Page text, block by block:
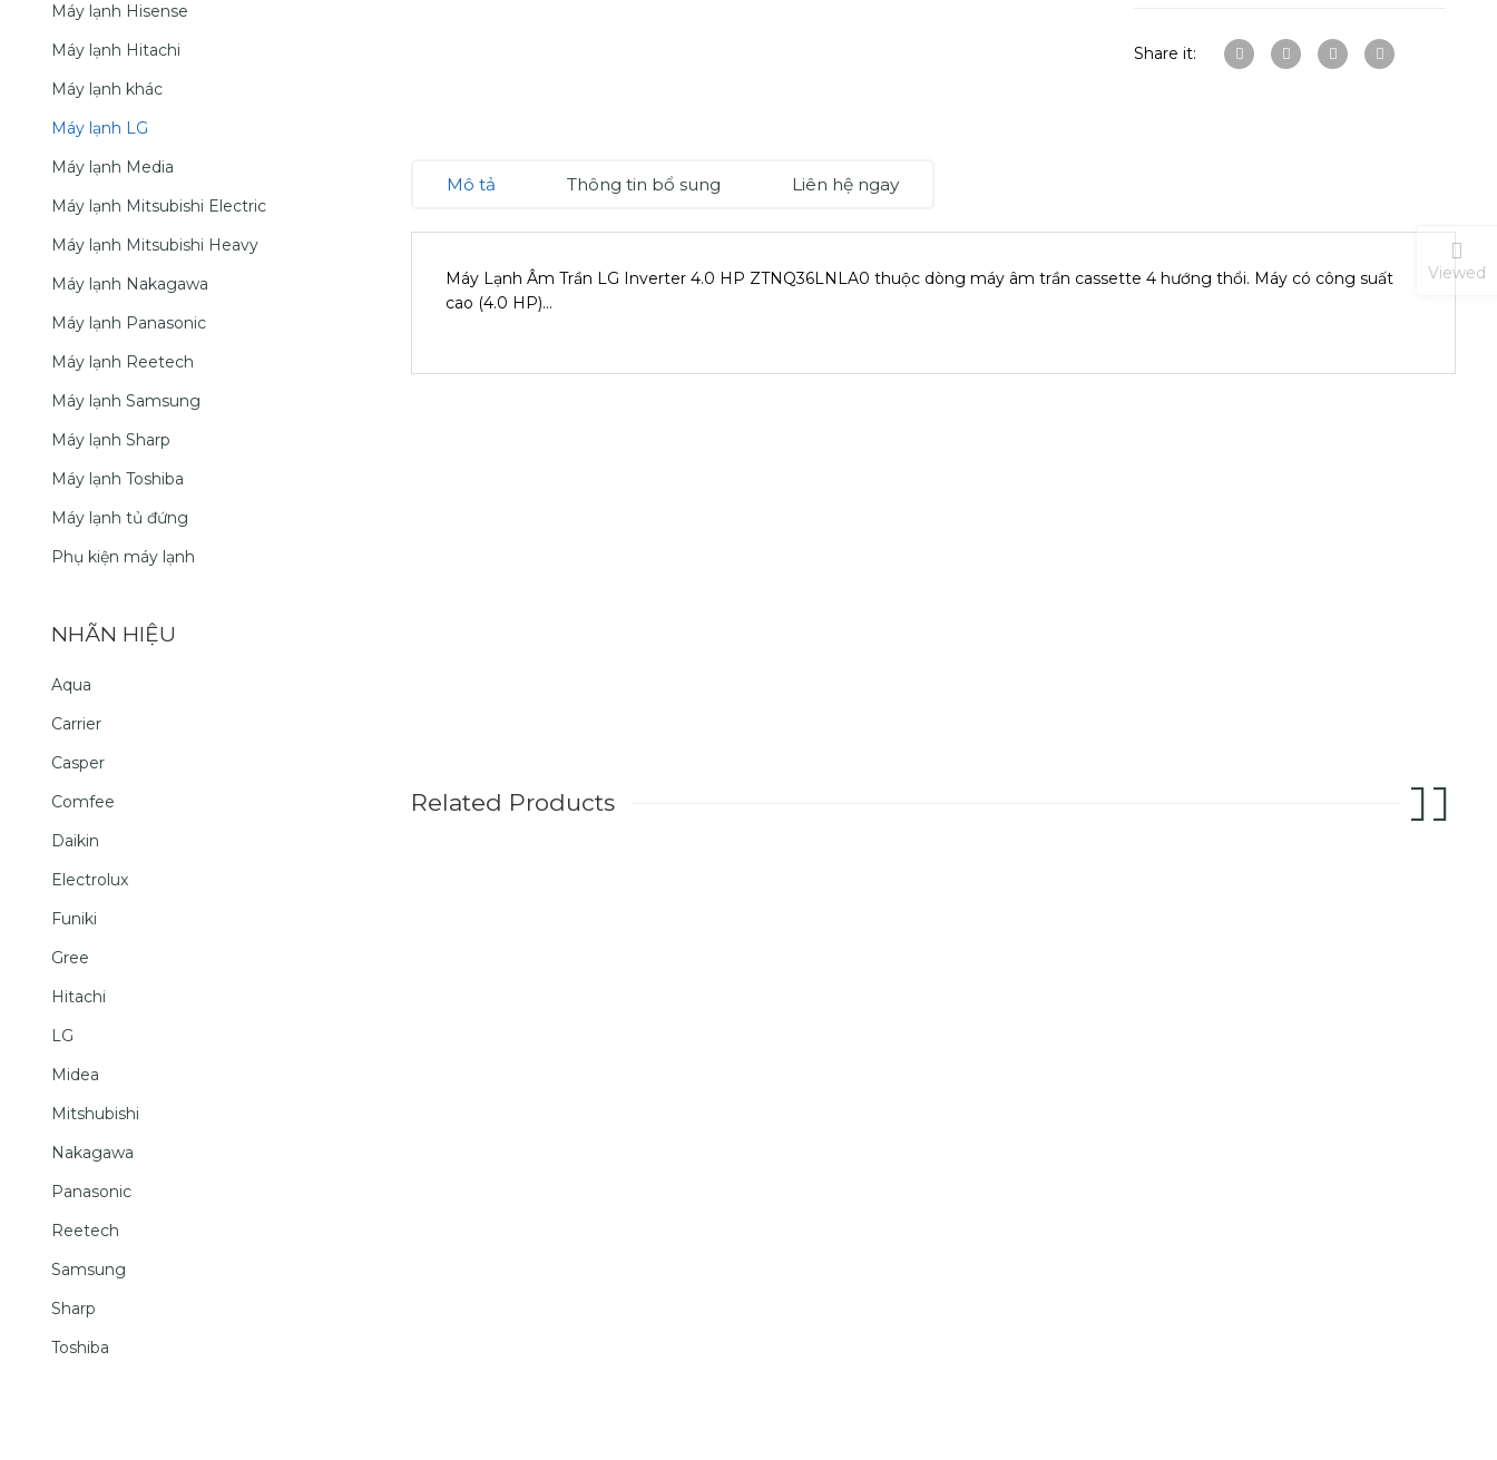
Share it:
Mô tả Thông tin bổ sung Liên hệ ngay
Máy Lạnh Âm Trần LG Inverter 4.0 HP ZTNQ36LNLA0 thuộc dòng máy âm trần cassette 4 hướng thổi. Máy có công suất
cao (4.0 HP)…
Related Products
Máy lạnh Hisense
Máy lạnh Hitachi
Máy lạnh khác
Máy lạnh LG
Máy lạnh Media
Máy lạnh Mitsubishi Electric
Máy lạnh Mitsubishi Heavy
Máy lạnh Nakagawa
Máy lạnh Panasonic
Máy lạnh Reetech
Máy lạnh Samsung
Máy lạnh Sharp
Máy lạnh Toshiba
Máy lạnh tủ đứng
Phụ kiện máy lạnh
NHÃN HIỆU
Aqua
Carrier
Casper
Comfee
Daikin
Electrolux
Funiki
Gree
Hitachi
LG
Midea
Mitshubishi
Nakagawa
Panasonic
Reetech
Samsung
Sharp
Toshiba
Viewed